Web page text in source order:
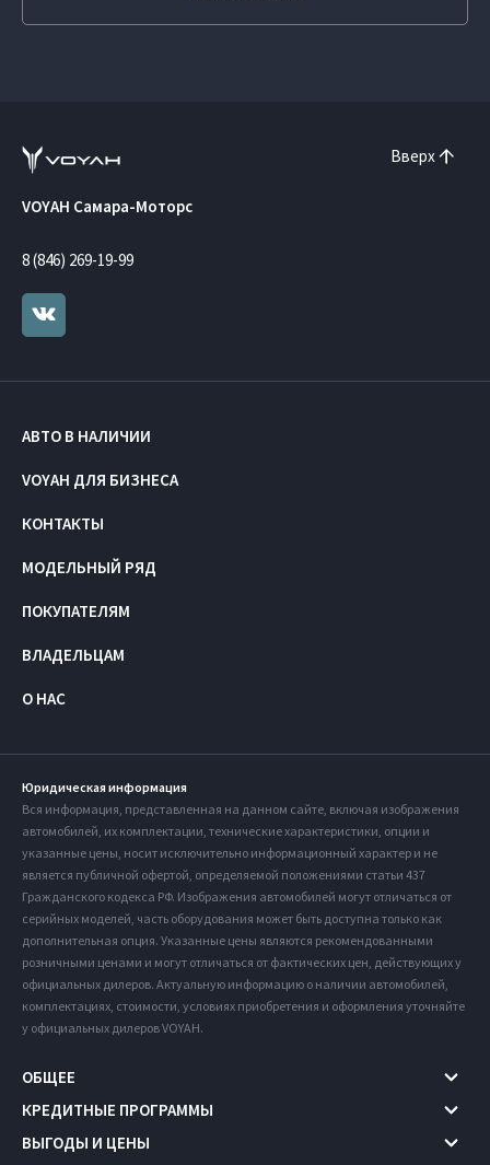
Вверх
VOYAH Самара-Моторс
8 (846) 269-19-99
АВТО В НАЛИЧИИ
VOYAH ДЛЯ БИЗНЕСА
КОНТАКТЫ
МОДЕЛЬНЫЙ РЯД
ПОКУПАТЕЛЯМ
ВЛАДЕЛЬЦАМ
О НАС
Юридическая информация
Вся информация, представленная на данном сайте, включая изображения
автомобилей, их комплектации, технические характеристики, опции и
указанные цены, носит исключительно информационный характер и не
является публичной офертой, определяемой положениями статьи 437
Гражданского кодекса РФ. Изображения автомобилей могут отличаться от
серийных моделей, часть оборудования может быть доступна только как
дополнительная опция. Указанные цены являются рекомендованными
розничными ценами и могут отличаться от фактических цен, действующих у
официальных дилеров. Актуальную информацию о наличии автомобилей,
комплектациях, стоимости, условиях приобретения и оформления уточняйте
у официальных дилеров VOYAH.
ОБЩЕЕ
КРЕДИТНЫЕ ПРОГРАММЫ
ВЫГОДЫ И ЦЕНЫ